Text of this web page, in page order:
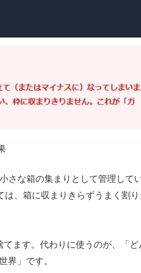
さな箱の集まりとして管理して
は、箱に収まりきらずうまく割り
ます。代わりに使うのが、「ど
界」です。